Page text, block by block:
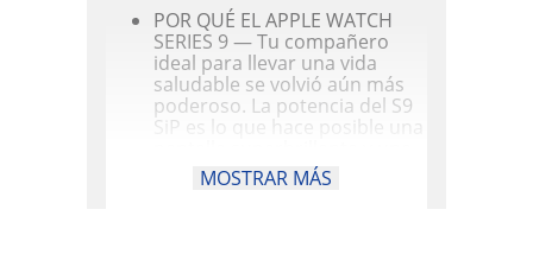
POR QUÉ EL APPLE WATCH
SERIES 9 — Tu compañero
ideal para llevar una vida
saludable se volvió aún más
poderoso. La potencia del S9
SiP es lo que hace posible una
forma nueva y mágica de
interactuar rápida y
MOSTRAR MÁS